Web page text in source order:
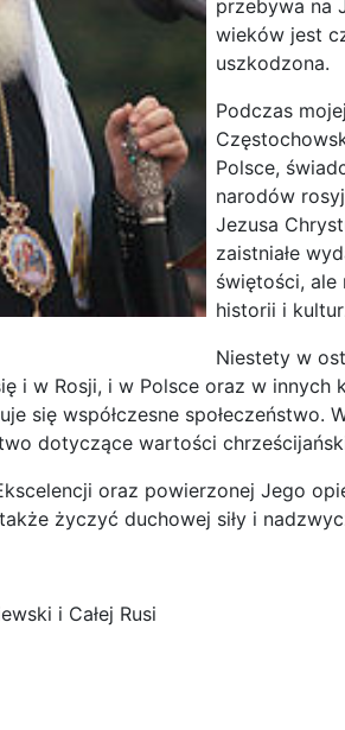
przebywa na
wieków jest
uszkodzona.
Podczas
Polsce,
narodów
Jezusa
zaistniałe
świętości, ale
historii i
Niestety w
i w Rosji, i w Polsce oraz w
się współczesne
dotyczące wartości
oraz powierzonej Jego
życzyć duchowej siły i
i Całej Rusi